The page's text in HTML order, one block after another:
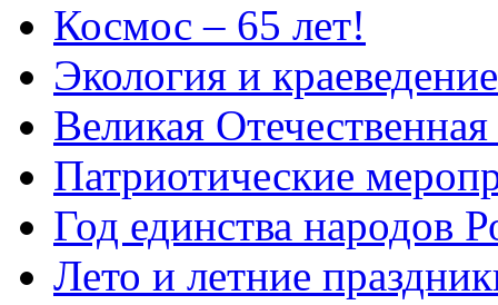
Космос – 65 лет!
Экология и краеведение
Великая
Патриотические
Год единства народов
Лето и летние